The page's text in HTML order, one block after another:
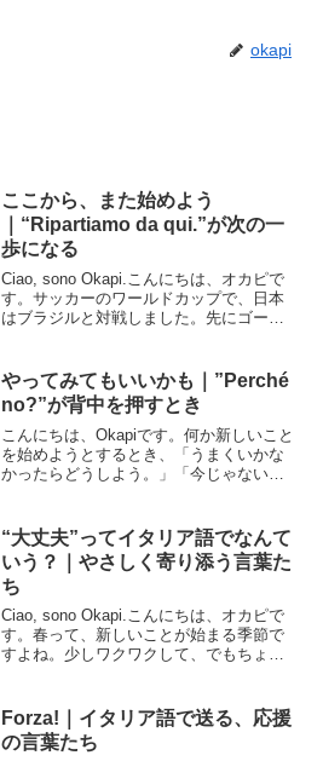
okapi
ここから、また始めよう
｜“Ripartiamo da qui.”が次の一
歩になる
Ciao, sono Okapi.こんにちは、オカピで
す。サッカーのワールドカップで、日本
はブラジルと対戦しました。先にゴール
が、最後まで目を離せない、とても胸が
熱くな...
やってみてもいいかも｜”Perché
no?”が背中を押すとき
こんにちは、Okapiです。何か新しいこと
を始めようとするとき、「うまくいかな
かったらどうしよう。」「今じゃないか
とは、とても大切です。でも、ときに
は、「やってみてもい...
“大丈夫”ってイタリア語でなんて
いう？｜やさしく寄り添う言葉た
ち
Ciao, sono Okapi.こんにちは、オカピで
す。春って、新しいことが始まる季節で
すよね。少しワクワクして、でもちょっ
のペースがまだつかめなかったり。今、
ちょう...
Forza!｜イタリア語で送る、応援
の言葉たち